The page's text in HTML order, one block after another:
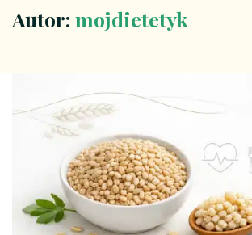
Autor: mojdietetyk